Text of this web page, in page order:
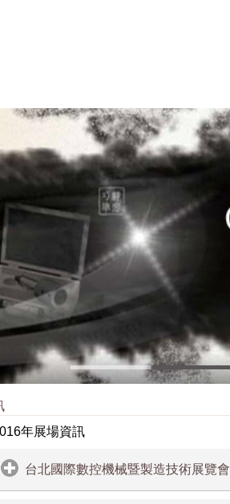
年展場資訊
台北國際數控機械暨製造技術展覽會